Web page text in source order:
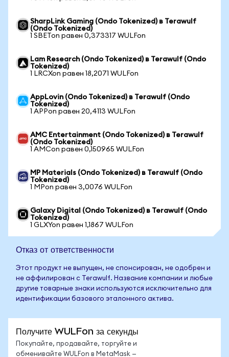
SharpLink Gaming (Ondo Tokenized) в Terawulf
(Ondo Tokenized)
1 SBETon равен 0,373317 WULFon
Lam Research (Ondo Tokenized) в Terawulf (Ondo
Tokenized)
1 LRCXon равен 18,2071 WULFon
AppLovin (Ondo Tokenized) в Terawulf (Ondo
Tokenized)
1 APPon равен 20,4113 WULFon
AMC Entertainment (Ondo Tokenized) в Terawulf
(Ondo Tokenized)
1 AMCon равен 0,150965 WULFon
MP Materials (Ondo Tokenized) в Terawulf (Ondo
Tokenized)
1 MPon равен 3,0076 WULFon
Galaxy Digital (Ondo Tokenized) в Terawulf (Ondo
Tokenized)
1 GLXYon равен 1,1867 WULFon
Отказ от ответственности
Этот продукт не выпущен, не спонсирован, не одобрен и
не аффилирован с Terawulf. Название компании и любые
другие товарные знаки используются исключительно для
идентификации базового эталонного актива.
Получите WULFon за секунды
Покупайте, продавайте, торгуйте и
обменивайте WULFon в MetaMask —